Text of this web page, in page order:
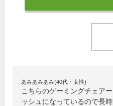
あみあみあみ(40代・女性)
こちらのゲーミングチェア
ッシュになっているので長